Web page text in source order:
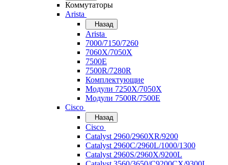
Коммутаторы
Arista
Назад
Arista
7000/7150/7260
7060X/7050X
7500E
7500R/7280R
Комплектующие
Модули 7250X/7050X
Модули 7500R/7500E
Cisco
Назад
Cisco
Catalyst 2960/2960XR/9200
Catalyst 2960C/2960L/1000/1300
Catalyst 2960S/2960X/9200L